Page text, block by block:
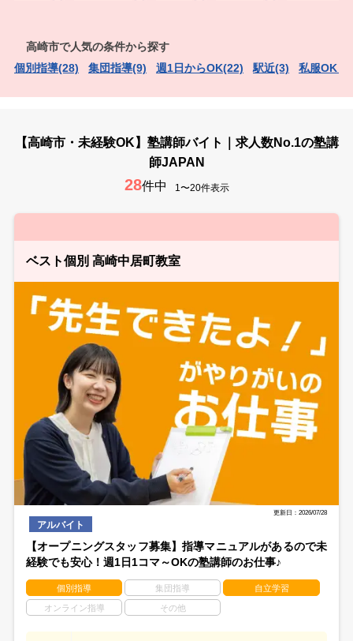
高崎市で人気の条件から探す
個別指導(28)
集団指導(9) 週1日からOK(22) 駅近(3) 私服OK（
【高崎市・未経験OK】塾講師バイト｜求人数No.1の塾講
師JAPAN
28件中 1〜20件表示
ベスト個別 高崎中居町教室
更新日：2026/07/28
アルバイト
【オープニングスタッフ募集】指導マニュアルがあるので未
経験でも安心！週1日1コマ～OKの塾講師のお仕事♪
個別指導 集団指導 自立学習
オンライン指導 その他